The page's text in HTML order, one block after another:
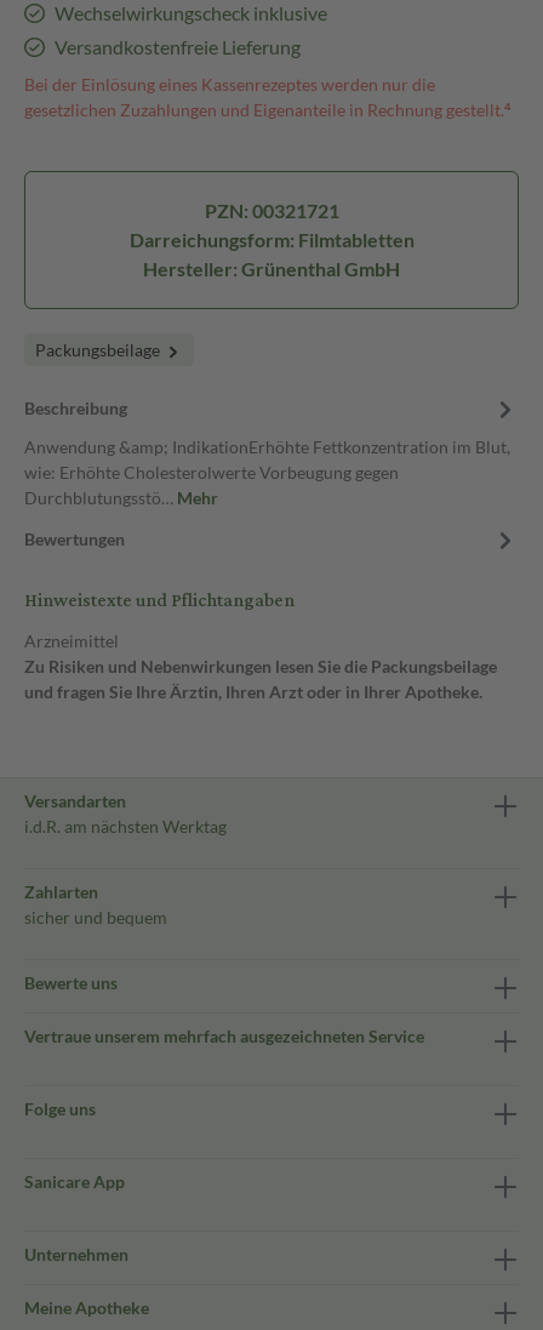
Wechselwirkungscheck inklusive
Versandkostenfreie Lieferung
Bei der Einlösung eines Kassenrezeptes werden nur die
gesetzlichen Zuzahlungen und Eigenanteile in Rechnung gestellt.⁴
PZN: 00321721
Darreichungsform: Filmtabletten
Hersteller: Grünenthal GmbH
Packungsbeilage
Beschreibung
Anwendung &amp; IndikationErhöhte Fettkonzentration im Blut,
wie: Erhöhte Cholesterolwerte Vorbeugung gegen
Durchblutungsstö… Mehr
Bewertungen
Hinweistexte und Pflichtangaben
Arzneimittel
Zu Risiken und Nebenwirkungen lesen Sie die Packungsbeilage
und fragen Sie Ihre Ärztin, Ihren Arzt oder in Ihrer Apotheke.
Versandarten
i.d.R. am nächsten Werktag
Zahlarten
sicher und bequem
Bewerte uns
Vertraue unserem mehrfach ausgezeichneten Service
Folge uns
Sanicare App
Unternehmen
Meine Apotheke